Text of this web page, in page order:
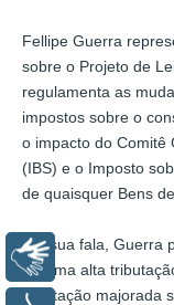
Fellipe Guerra
sobre o Projeto de
regulamenta as
impostos sobre o
o impacto do Comitê
(IBS) e o Imposto
de quaisquer Bens
Em sua fala, Guerra
ter uma alta
tributação majorada
Libras